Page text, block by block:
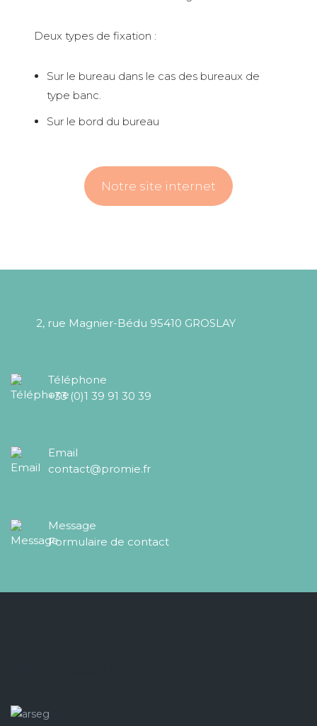
Deux types de fixation :
Sur le bureau dans le cas des bureaux de
type banc.
Sur le bord du bureau
Notre site internet
2, rue Magnier-Bédu 95410 GROSLAY
Téléphone
+33 (0)1 39 91 30 39
Email
contact@promie.fr
Message
Formulaire de contact